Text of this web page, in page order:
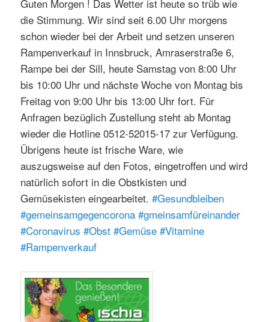
Guten Morgen ! Das Wetter ist heute so trüb wie
die Stimmung. Wir sind seit 6.00 Uhr morgens
schon wieder bei der Arbeit und setzen unseren
Rampenverkauf in Innsbruck, Amraserstraße 6,
Rampe bei der Sill, heute Samstag von 8:00 Uhr
bis 10:00 Uhr und nächste Woche von Montag bis
Freitag von 9:00 Uhr bis 13:00 Uhr fort. Für
Anfragen bezüglich Zustellung steht ab Montag
wieder die Hotline 0512-52015-17 zur Verfügung.
Übrigens heute ist frische Ware, wie
auszugsweise auf den Fotos, eingetroffen und wird
natürlich sofort in die Obstkisten und
Gemüsekisten eingearbeitet.#Gesundbleiben
#gemeinsamgegencorona #gmeinsamfüreinander
#Coronavirus #Obst #Gemüse #Vitamine
#Rampenverkauf